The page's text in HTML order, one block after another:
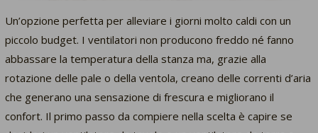
Un’opzione perfetta per alleviare i giorni molto caldi con un
piccolo budget. I ventilatori non producono freddo né fanno
abbassare la temperatura della stanza ma, grazie alla
rotazione delle pale o della ventola, creano delle correnti d’aria
che generano una sensazione di frescura e migliorano il
confort. Il primo passo da compiere nella scelta è capire se